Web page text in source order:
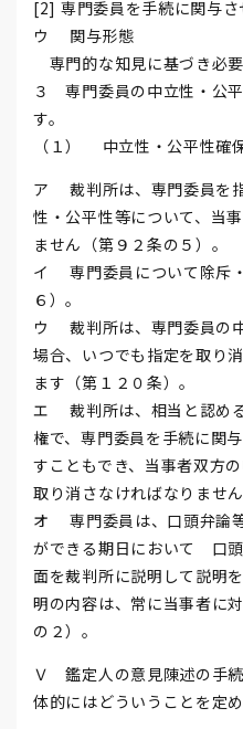
[2] 専門委員を手続に関与さ
ウ 関与形態
専門的な知見に基づき必要
３ 専門委員の中立性・公
す。
（１） 中立性・公平性確
ア 裁判所は、専門委員を
性・公平性等について、当
ません（第９２条の５）。
イ 専門委員について除斥
６）。
ウ 裁判所は、専門委員の
場合、いつでも指定を取り
ます（第１２０条）。
エ 裁判所は、相当と認め
権で、専門委員を手続に関
すこともでき、当事者双方
取り消さなければなりませ
オ 専門委員は、口頭弁論
ができる期日において 口
面を裁判所に説明して説明
明の内容は、常に当事者に
の２）。
Ｖ 鑑定人の意見陳述の手
体的にはどういうことを定